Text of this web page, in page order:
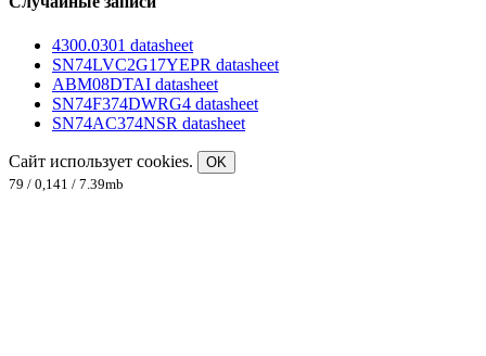
4300.0301 datasheet
SN74LVC2G17YEPR datasheet
ABM08DTAI datasheet
SN74F374DWRG4 datasheet
SN74AC374NSR datasheet
Сайт использует cookies.
OK
79 / 0,141 / 7.39mb